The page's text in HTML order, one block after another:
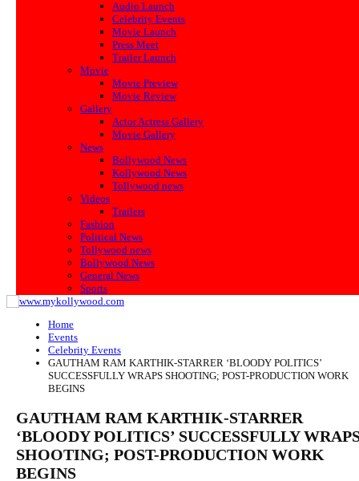
Audio Launch
Celebrity Events
Movie Launch
Press Meet
Trailer Launch
Movie
Movie Preview
Movie Review
Gallery
Actor Actress Gallery
Movie Gallery
News
Bollywood News
Kollywood News
Tollywood news
Videos
Trailers
Fashion
Political News
Tollywood news
Bollywood News
General News
Sports
Home
Events
Celebrity Events
GAUTHAM RAM KARTHIK-STARRER ‘BLOODY POLITICS’
SUCCESSFULLY WRAPS SHOOTING; POST-PRODUCTION WORK
BEGINS
GAUTHAM RAM KARTHIK-STARRER
‘BLOODY POLITICS’ SUCCESSFULLY
SHOOTING; POST-PRODUCTION WORK
BEGINS